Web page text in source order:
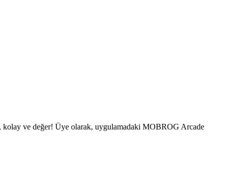
kolay ve değer! Üye olarak, uygulamadaki MOBROG Arcade